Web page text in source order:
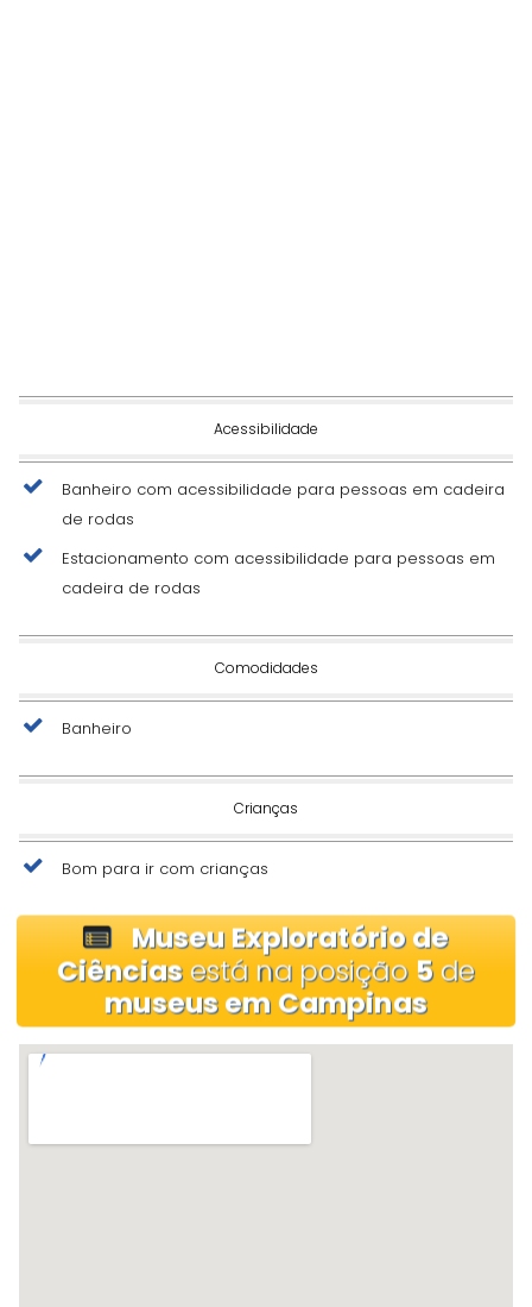
Acessibilidade
Banheiro com acessibilidade para pessoas em cadeira
de rodas
Estacionamento com acessibilidade para pessoas em
cadeira de rodas
Comodidades
Banheiro
Crianças
Bom para ir com crianças
Museu Exploratório de
Ciências está na posição 5de
museus em Campinas